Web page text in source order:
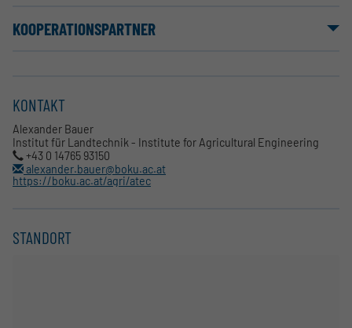
KOOPERATIONSPARTNER
KONTAKT
Alexander Bauer
Institut für Landtechnik - Institute for Agricultural Engineering
+43 0 14765 93150
alexander.bauer@boku.ac.at
https://boku.ac.at/agri/atec
STANDORT